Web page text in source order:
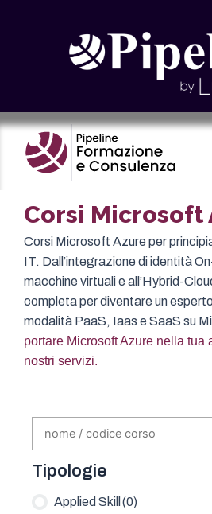
Corsi Microsoft
Corsi Microsoft Azure per
IT. Dall’integrazione di identità
macchine virtuali e all’Hybrid-
completa per diventare un
modalità PaaS, Iaas e SaaS su
portare Microsoft Azure nella tua
nostri servizi.
Tipologie
Applied Skill (0)